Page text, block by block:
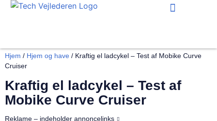
Hjem / Hjem og have / Kraftig el ladcykel – Test af Mobike Curve
Cruiser
Kraftig el ladcykel – Test af
Mobike Curve Cruiser
Reklame – indeholder annoncelinks